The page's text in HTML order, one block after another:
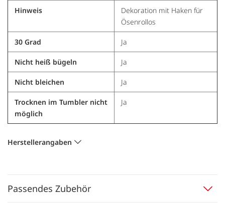
Hinweis
Dekoration mit Haken für
Ösenrollos
30 Grad Ja
Nicht heiß bügeln Ja
Nicht bleichen Ja
Trocknen im Tumbler nicht
möglich
Ja
Herstellerangaben
Passendes Zubehör